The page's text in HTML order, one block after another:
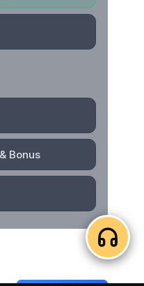
Bonus